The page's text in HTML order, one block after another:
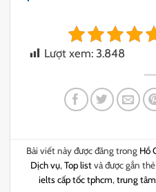
Lượt xem: 3.848
Bài viết này được đăng trong Hồ
Dịch vụ,Top listvà được gắn thẻ
ielts cấp tốc tphcm,trung